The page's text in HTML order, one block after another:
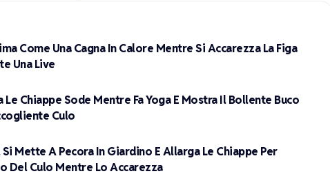
Come Una Cagna In Calore Mentre Si Accarezza La Figa
Una Live
Le Chiappe Sode Mentre Fa Yoga E Mostra Il Bollente Buco
Culo
Mette A Pecora In Giardino E Allarga Le Chiappe Per
Del Culo Mentre Lo Accarezza